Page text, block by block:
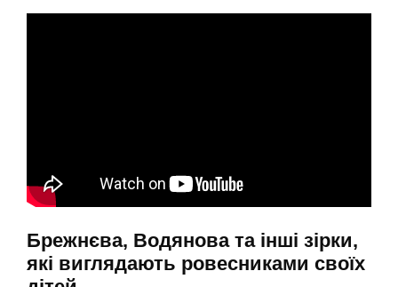
Брежнєва, Водянова та інші зірки,
які виглядають ровесниками своїх